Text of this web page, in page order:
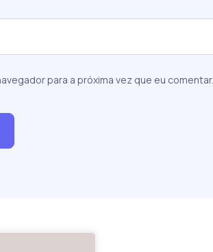
para a próxima vez que eu comentar.